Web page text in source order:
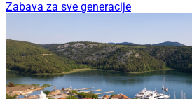
Zabava za sve generacije